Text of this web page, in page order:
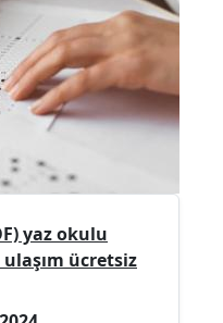
yaz okulu
ücretsiz